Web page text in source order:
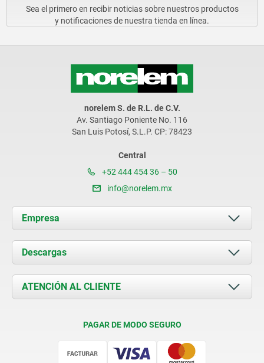
Sea el primero en recibir noticias sobre nuestros productos
y notificaciones de nuestra tienda en línea.
norelem S. de R.L. de C.V.
Av. Santiago Poniente No. 116
San Luis Potosí, S.L.P. CP: 78423
Central
+52 444 454 36 – 50
info@norelem.mx
Empresa
Acerca de nosotros
Novedades
Contacto
Descargas
Documents
ATENCIÓN AL CLIENTE
PAGAR DE MODO SEGURO